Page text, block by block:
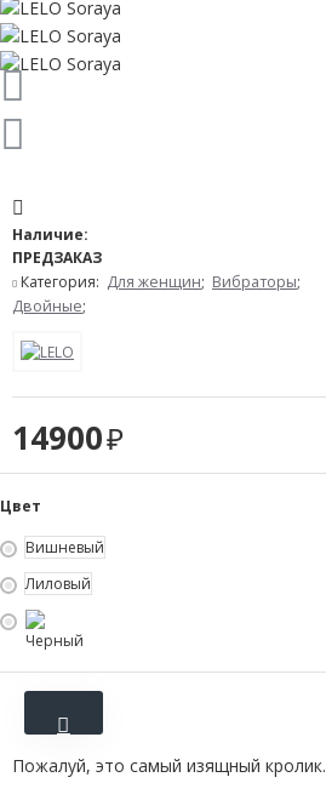
14900
Наличие:
ПРЕДЗАКАЗ
Категория: Для женщин; Вибраторы;
Двойные;
Цвет
Вишневый
Лиловый
Пожалуй, это самый изящный кролик.